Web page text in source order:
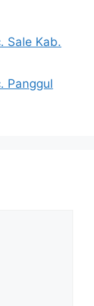
Sale Kab.
Panggul